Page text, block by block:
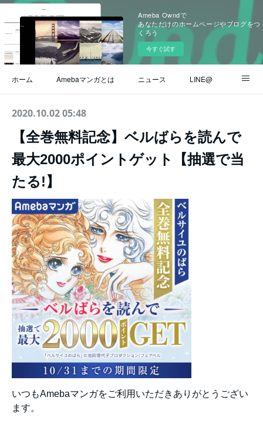
Ameba Owndで
あなただけのホームページやブログをつ
くろう
今すぐ試す
ホーム Amebaマンガとは ニュース LINE@
Instagram 公式ブログ
お問い合わせ
2020.10.02 05:48
【全巻無料記念】ベルばらを読んで
最大2000ポイントゲット【抽選で当
たる!】
いつもAmebaマンガをご利用いただきありがとうござい
ます。